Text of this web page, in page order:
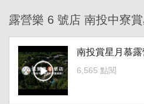
露營樂 6 號店 南投中寮
南投賞星月慕
6,565 點閱